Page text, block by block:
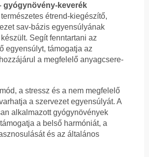
gyógynövény-keverék
természetes étrend-kiegészítő,
sav-bázis egyensúlyának
Segít fenntartani az
egyensúlyt, támogatja az
a megfelelő anyagcsere-
a stressz és a nem megfelelő
a szervezet egyensúlyát. A
alkalmazott gyógynövények
a belső harmóniát, a
és az általános